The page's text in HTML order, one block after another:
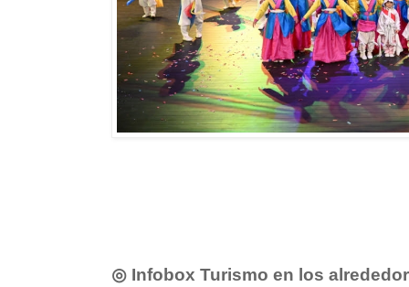
◎ Infobox Turismo en los